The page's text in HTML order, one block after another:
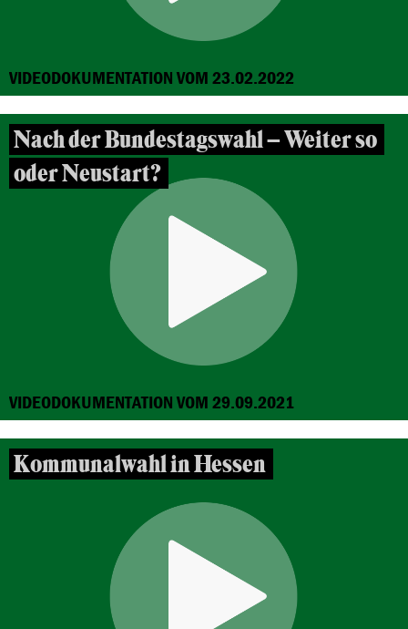
VIDEODOKUMENTATION VOM 23.02.2022
Nach der Bundestagswahl – Weiter so
oder Neustart?
VIDEODOKUMENTATION VOM 29.09.2021
Kommunalwahl in Hessen